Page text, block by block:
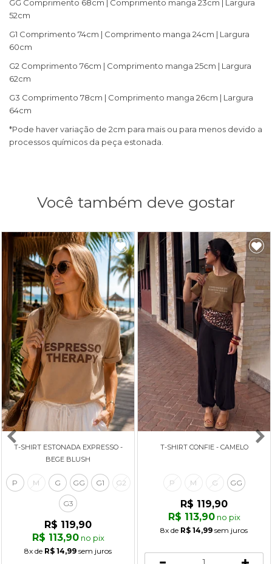
GG Comprimento 68cm | Comprimento manga 23cm | Largura
52cm
G1 Comprimento 74cm | Comprimento manga 24cm | Largura
60cm
G2 Comprimento 76cm | Comprimento manga 25cm | Largura
62cm
G3 Comprimento 78cm | Comprimento manga 26cm | Largura
64cm
*Pode haver variação de 2cm para mais ou para menos devido a
processos químicos da peça estonada.
Você também deve gostar
T-SHIRT ESTONADA EXPRESSO -
BEGE BLUSH
P M G GG G1 G2
G3
R$ 119,90
R$ 113,90 no pix
8x de R$ 14,99 sem juros
T-SHIRT CONFIE - CAMELO
P M G GG
R$ 119,90
R$ 113,90 no pix
8x de R$ 14,99 sem juros